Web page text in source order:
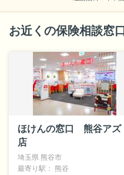
お近くの保険相談窓口
ほけんの窓口 熊谷アズ
店
埼玉県 熊谷市
最寄り駅： 熊谷